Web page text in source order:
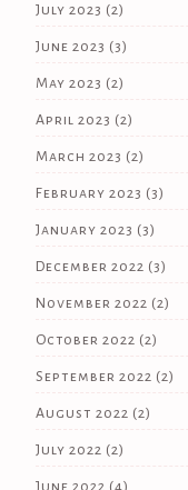
July 2023 (2)
June 2023 (3)
May 2023 (2)
April 2023 (2)
March 2023 (2)
February 2023 (3)
January 2023 (3)
December 2022 (3)
November 2022 (2)
October 2022 (2)
September 2022 (2)
August 2022 (2)
July 2022 (2)
June 2022 (4)